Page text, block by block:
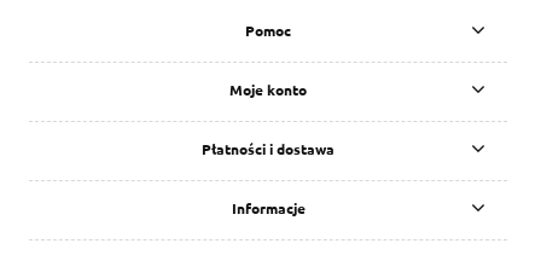
Pomoc
Moje konto
Płatności i dostawa
Informacje